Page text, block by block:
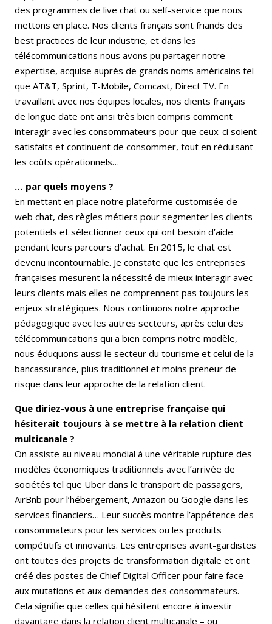
des programmes de live chat ou self-service que nous
mettons en place. Nos clients français sont friands des
best practices de leur industrie, et dans les
télécommunications nous avons pu partager notre
expertise, acquise auprès de grands noms américains tel
que AT&T, Sprint, T-Mobile, Comcast, Direct TV. En
travaillant avec nos équipes locales, nos clients français
de longue date ont ainsi très bien compris comment
interagir avec les consommateurs pour que ceux-ci soient
satisfaits et continuent de consommer, tout en réduisant
les coûts opérationnels…
… par quels moyens ?
En mettant en place notre plateforme customisée de
web chat, des règles métiers pour segmenter les clients
potentiels et sélectionner ceux qui ont besoin d’aide
pendant leurs parcours d’achat. En 2015, le chat est
devenu incontournable. Je constate que les entreprises
françaises mesurent la nécessité de mieux interagir avec
leurs clients mais elles ne comprennent pas toujours les
enjeux stratégiques. Nous continuons notre approche
pédagogique avec les autres secteurs, après celui des
télécommunications qui a bien compris notre modèle,
nous éduquons aussi le secteur du tourisme et celui de la
bancassurance, plus traditionnel et moins preneur de
risque dans leur approche de la relation client.
Que diriez-vous à une entreprise française qui
hésiterait toujours à se mettre à la relation client
multicanale ?
On assiste au niveau mondial à une véritable rupture des
modèles économiques traditionnels avec l’arrivée de
sociétés tel que Uber dans le transport de passagers,
AirBnb pour l’hébergement, Amazon ou Google dans les
services financiers… Leur succès montre l’appétence des
consommateurs pour les services ou les produits
compétitifs et innovants. Les entreprises avant-gardistes
ont toutes des projets de transformation digitale et ont
créé des postes de Chief Digital Officer pour faire face
aux mutations et aux demandes des consommateurs.
Cela signifie que celles qui hésitent encore à investir
davantage dans la relation client multicanale – ou